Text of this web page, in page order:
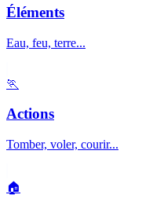
Éléments
Eau, feu, terre...
🏃
Actions
Tomber, voler, courir...
🏠